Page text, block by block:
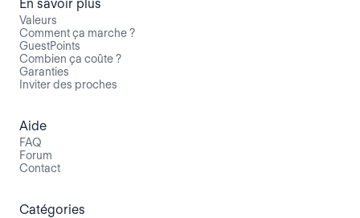
En savoir plus
Valeurs
Comment ça marche ?
GuestPoints
Combien ça coûte ?
Garanties
Inviter des proches
Aide
FAQ
Forum
Contact
Catégories